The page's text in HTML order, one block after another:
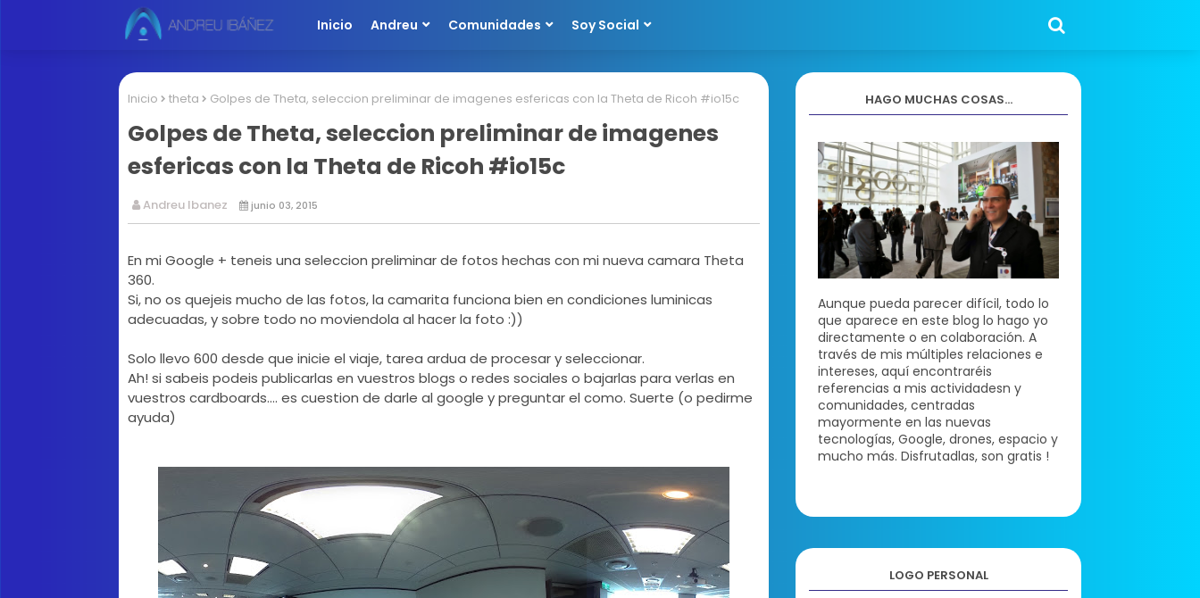
Inicio Andreu Comunidades Soy Social
Inicio theta Golpes de Theta, seleccion preliminar de imagenes esfericas con la Theta de Ricoh #io15c
Golpes de Theta, seleccion preliminar de imagenes
esfericas con la Theta de Ricoh #io15c
Andreu Ibanez junio 03, 2015
En mi Google + teneis una seleccion preliminar de fotos hechas con mi nueva camara Theta
360.
Si, no os quejeis mucho de las fotos, la camarita funciona bien en condiciones luminicas
adecuadas, y sobre todo no moviendola al hacer la foto :))
Solo llevo 600 desde que inicie el viaje, tarea ardua de procesar y seleccionar.
Ah! si sabeis podeis publicarlas en vuestros blogs o redes sociales o bajarlas para verlas en
vuestros cardboards.... es cuestion de darle al google y preguntar el como. Suerte (o pedirme
ayuda)
HAGO MUCHAS COSAS...
Aunque pueda parecer difícil, todo lo
que aparece en este blog lo hago yo
directamente o en colaboración. A
través de mis múltiples relaciones e
intereses, aquí encontraréis
referencias a mis actividadesn y
comunidades, centradas
mayormente en las nuevas
tecnologías, Google, drones, espacio y
mucho más. Disfrutadlas, son gratis !
LOGO PERSONAL